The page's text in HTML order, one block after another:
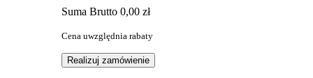
Suma Brutto 0,00 zł
Cena uwzględnia rabaty
Realizuj zamówienie